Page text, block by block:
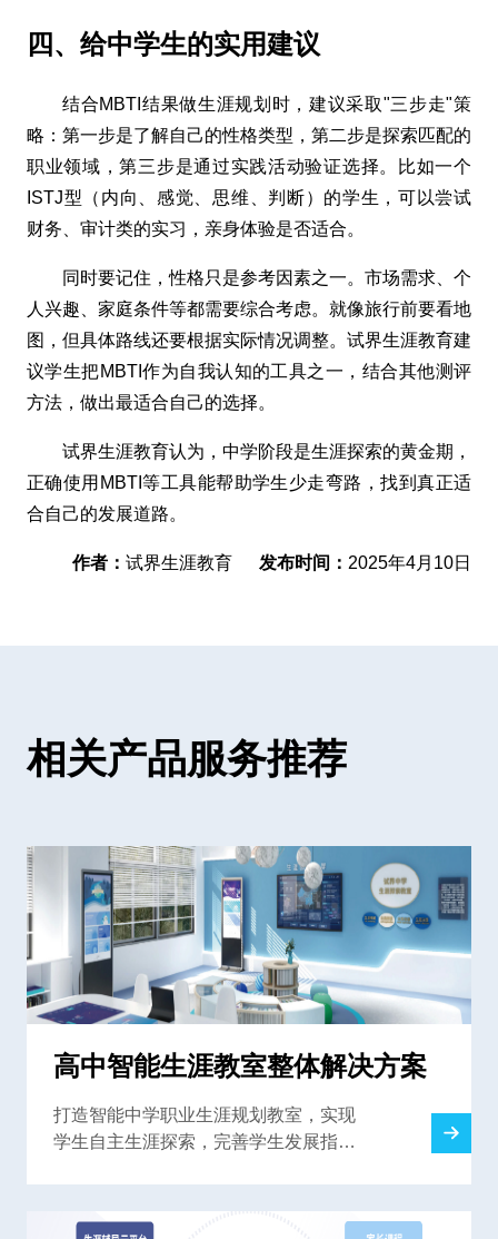
四、给中学生的实用建议
结合MBTI结果做生涯规划时，建议采取"三步走"策
略：第一步是了解自己的性格类型，第二步是探索匹配的
职业领域，第三步是通过实践活动验证选择。比如一个
ISTJ型（内向、感觉、思维、判断）的学生，可以尝试
财务、审计类的实习，亲身体验是否适合。
同时要记住，性格只是参考因素之一。市场需求、个
人兴趣、家庭条件等都需要综合考虑。就像旅行前要看地
图，但具体路线还要根据实际情况调整。试界生涯教育建
议学生把MBTI作为自我认知的工具之一，结合其他测评
方法，做出最适合自己的选择。
试界生涯教育认为，中学阶段是生涯探索的黄金期，
正确使用MBTI等工具能帮助学生少走弯路，找到真正适
合自己的发展道路。
作者： 试界生涯教育 发布时间： 2025年4月10日
相关产品服务推荐
高中智能生涯教室整体解决方案
打造智能中学职业生涯规划教室，实现
学生自主生涯探索，完善学生发展指导